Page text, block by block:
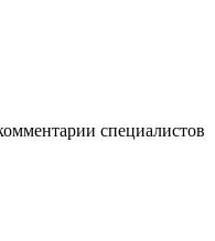
специалистов